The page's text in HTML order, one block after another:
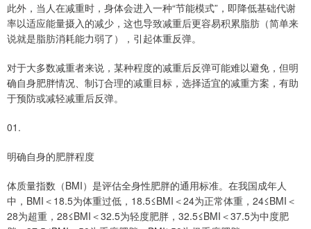
此外，当人在减重时，身体会进入一种“节能模式”，即降低基础代谢
率以适应能量摄入的减少，这也导致减重后更容易积累脂肪（简单来
说就是脂肪消耗能力弱了），引起体重反弹。
对于大多数减重者来说，某种程度的减重后反弹可能难以避免，但明
确自身肥胖情况、制订合理的减重目标，选择适宜的减重方案，有助
于预防或减轻减重后反弹。
01.
明确自身的肥胖程度
体质量指数（BMI）是评估全身性肥胖的通用标准。在我国成年人
中，BMI＜18.5为体重过低，18.5≤BMI＜24为正常体重，24≤BMI＜
28为超重，28≤BMI＜32.5为轻度肥胖，32.5≤BMI＜37.5为中度肥